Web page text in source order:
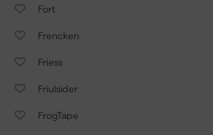
Fort
Frencken
Friess
Friulsider
FrogTape